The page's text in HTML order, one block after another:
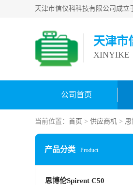
天津市
XINYIKE
公司首页
当前位置： 首页 > 供应商机 > 思
产品分类 Product
思博伦Spirent C50